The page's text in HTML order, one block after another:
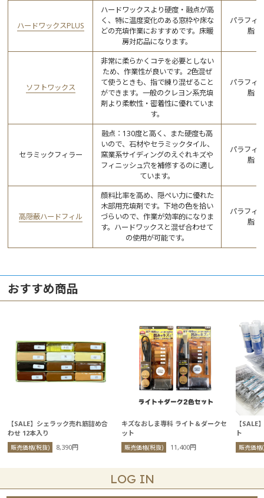
ハードワックスPLUS
ハードワックスより硬度・融点が高
く、特に温度変化のある窓枠や床な
どの充填作業におすすめです。床暖
房対応品になります。
パラフィ
脂
ソフトワックス
非常に柔らかくコテを必要としない
ため、作業性が良いです。2色混ぜ
て使うときも、指で練り混ぜること
ができます。一般のクレヨン系充填
剤より柔軟性・密着性に優れていま
す。
パラフィ
脂
セラミックフィラー
融点：130度と高く、また硬度も高
いので、石材やセラミックタイル、
窯業系サイディングのえぐれキズや
フィニッシュ穴を補修するのに適し
ています。
パラフィ
脂
高隠蔽ハードフィル
顔料比率を高め、隠ぺい力に優れた
木部用充填剤です。下地の色を拾い
づらいので、作業が効率的になりま
す。ハードワックスと混ぜ合わせて
の使用が可能です。
パラフィ
脂
おすすめ商品
【SALE】シェラック売れ筋詰め合
わせ 12本入り
販売価格(税抜) 8,390円
キズなおしま専科 ライト＆ダークセ
ット
販売価格(税抜) 11,400円
【SALE
ト
販売価格
LOG IN